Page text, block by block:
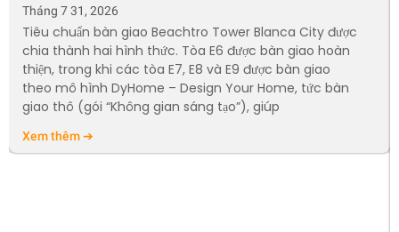
Tháng 7 31, 2026
Tiêu chuẩn bàn giao Beachtro Tower Blanca City được
chia thành hai hình thức. Tòa E6 được bàn giao hoàn
thiện, trong khi các tòa E7, E8 và E9 được bàn giao
theo mô hình DyHome – Design Your Home, tức bàn
giao thô (gói “Không gian sáng tạo”), giúp
Xem thêm ➔